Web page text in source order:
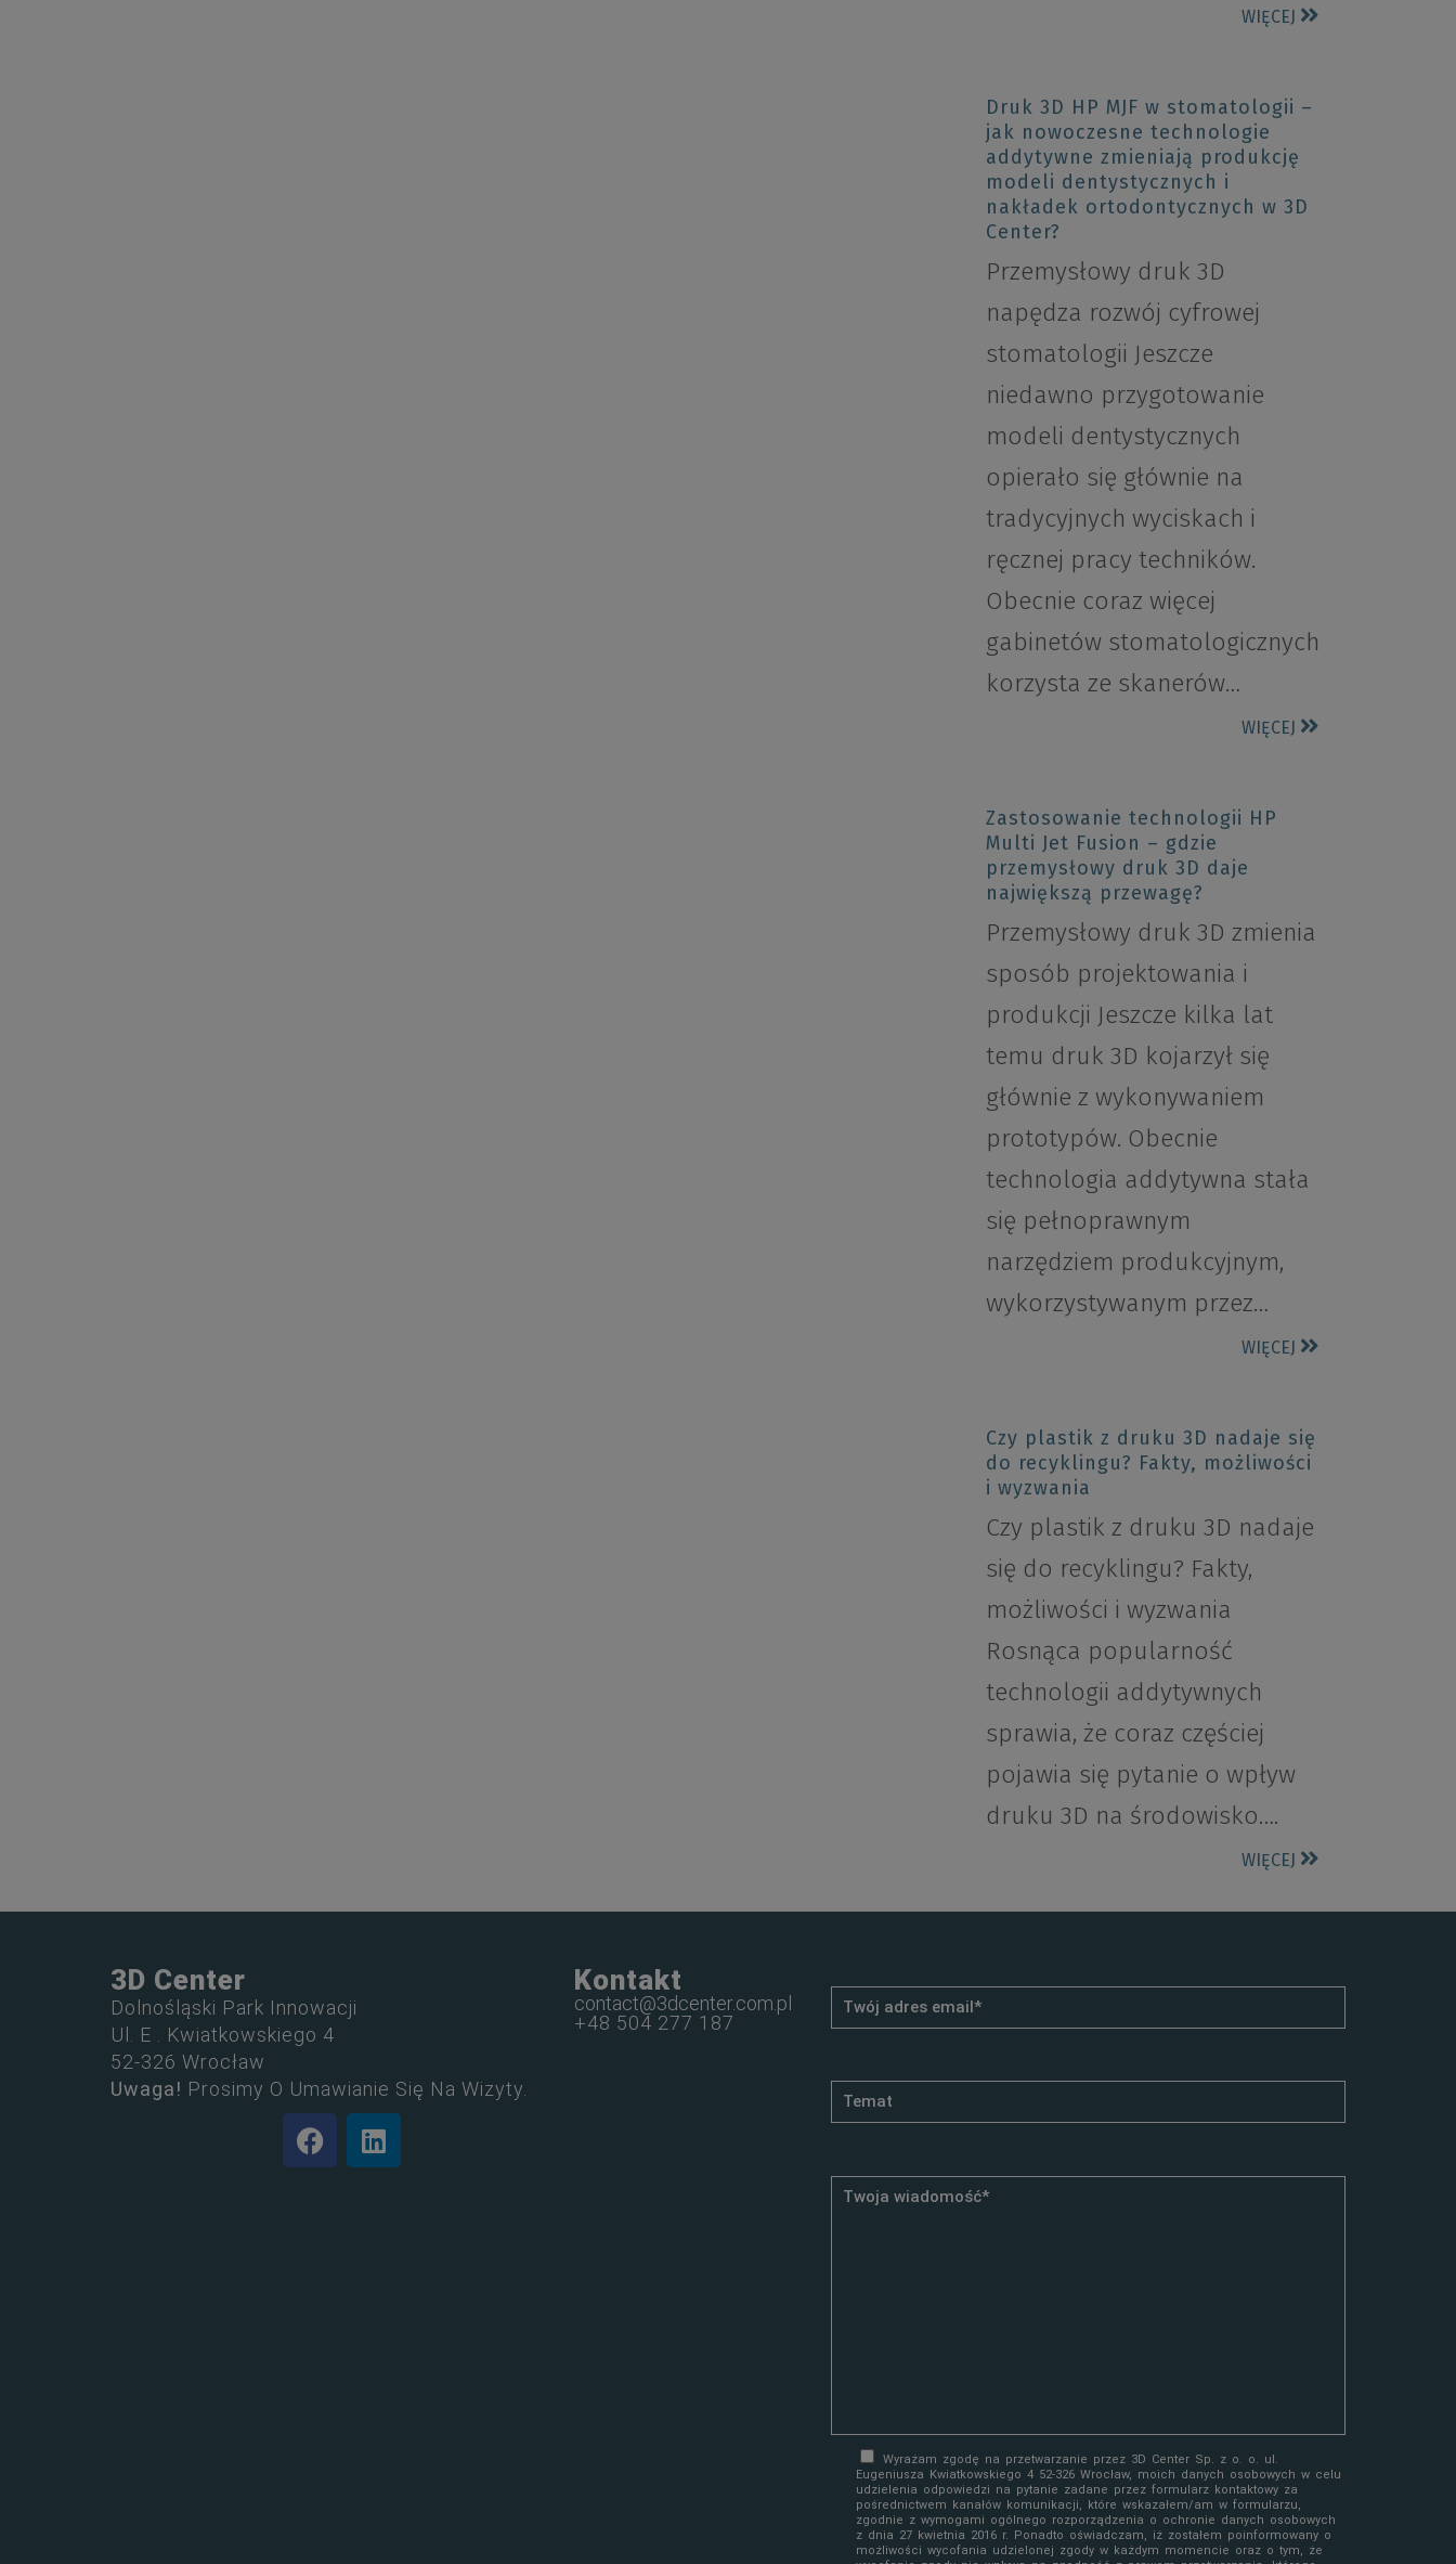
WIĘCEJ
Druk 3D HP MJF w stomatologii –
jak nowoczesne technologie
addytywne zmieniają produkcję
modeli dentystycznych i
nakładek ortodontycznych w 3D
Center?
Przemysłowy druk 3D
napędza rozwój cyfrowej
stomatologii Jeszcze
niedawno przygotowanie
modeli dentystycznych
opierało się głównie na
tradycyjnych wyciskach i
ręcznej pracy techników.
Obecnie coraz więcej
gabinetów stomatologicznych
korzysta ze skanerów…
WIĘCEJ
Zastosowanie technologii HP
Multi Jet Fusion – gdzie
przemysłowy druk 3D daje
największą przewagę?
Przemysłowy druk 3D zmienia
sposób projektowania i
produkcji Jeszcze kilka lat
temu druk 3D kojarzył się
głównie z wykonywaniem
prototypów. Obecnie
technologia addytywna stała
się pełnoprawnym
narzędziem produkcyjnym,
wykorzystywanym przez…
WIĘCEJ
Czy plastik z druku 3D nadaje się
do recyklingu? Fakty, możliwości
i wyzwania
Czy plastik z druku 3D nadaje
się do recyklingu? Fakty,
możliwości i wyzwania
Rosnąca popularność
technologii addytywnych
sprawia, że coraz częściej
pojawia się pytanie o wpływ
druku 3D na środowisko….
WIĘCEJ
3D Center
Dolnośląski Park Innowacji
Ul. E . Kwiatkowskiego 4
52-326 Wrocław
Uwaga! Prosimy O Umawianie Się Na Wizyty.
Kontakt
contact@3dcenter.com.pl
+48 504 277 187
Wyrażam zgodę na przetwarzanie przez 3D Center Sp. z o. o. ul.
Eugeniusza Kwiatkowskiego 4 52-326 Wrocław, moich danych osobowych w celu
udzielenia odpowiedzi na pytanie zadane przez formularz kontaktowy za
pośrednictwem kanałów komunikacji, które wskazałem/am w formularzu,
zgodnie z wymogami ogólnego rozporządzenia o ochronie danych osobowych
z dnia 27 kwietnia 2016 r. Ponadto oświadczam, iż zostałem poinformowany o
możliwości wycofania udzielonej zgody w każdym momencie oraz o tym, że